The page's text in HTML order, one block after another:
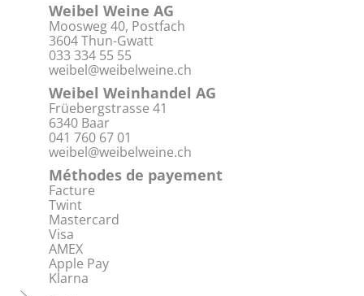
Weibel Weine AG
Moosweg 40, Postfach
3604 Thun-Gwatt
033 334 55 55
weibel@weibelweine.ch
Weibel Weinhandel AG
Früebergstrasse 41
6340 Baar
041 760 67 01
weibel@weibelweine.ch
Méthodes de payement
Facture
Twint
Mastercard
Visa
AMEX
Apple Pay
Klarna